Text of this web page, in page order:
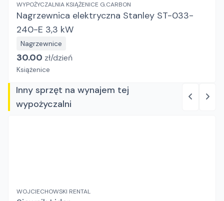
WYPOŻYCZALNIA KSIĄŻENICE G.CARBON
Nagrzewnica elektryczna Stanley ST-033-
240-E 3,3 kW
Nagrzewnice
30.00 zł/dzień
Książenice
Inny sprzęt na wynajem tej
wypożyczalni
WOJCIECHOWSKI RENTAL